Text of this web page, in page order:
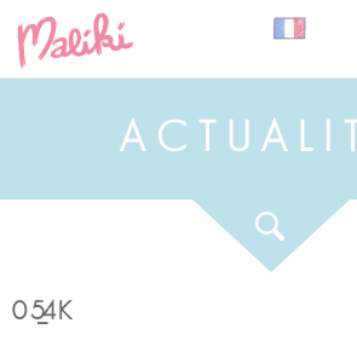
A C U A L
05_4K